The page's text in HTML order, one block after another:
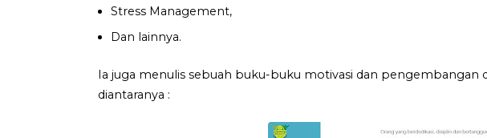
Stress Management,
Dan lainnya.
Ia juga menulis sebuah buku-buku motivasi dan pengembangan
diantaranya :